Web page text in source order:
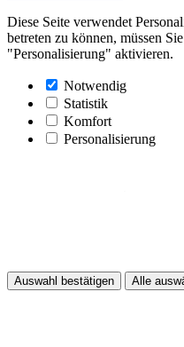
Diese Seite verwendet
betreten zu können, müssen
"Personalisierung" aktivieren.
Notwendig
Statistik
Komfort
Personalisierung
Auswahl bestätigen Alle